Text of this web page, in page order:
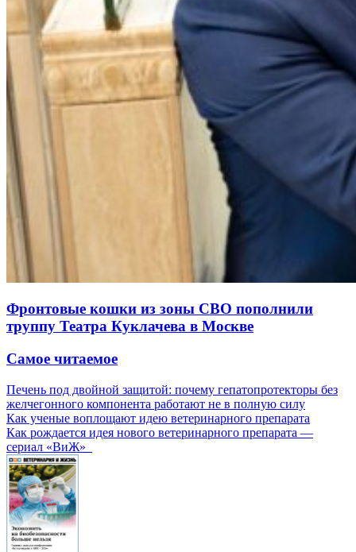
Фронтовые кошки из зоны СВО пополнили
труппу Театра Куклачева в Москве
Самое читаемое
Печень под двойной защитой: почему гепатопротекторы без
желчегонного компонента работают не в полную силу
Как ученые воплощают идею ветеринарного препарата
Как рождается идея нового ветеринарного препарата —
сериал «ВиЖ»